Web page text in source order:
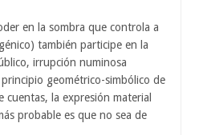
en la sombra que controla a
también participe en la
irrupción numinosa
geométrico-simbólico de
cuentas, la expresión material
probable es que no sea de